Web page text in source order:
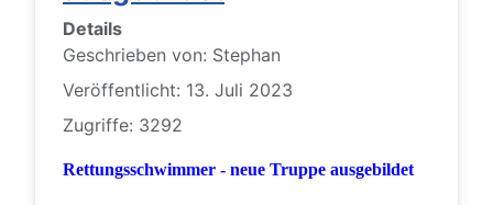
Details
Geschrieben von: Stephan
Veröffentlicht: 13. Juli 2023
Zugriffe: 3292
Rettungsschwimmer - neue Truppe ausgebildet